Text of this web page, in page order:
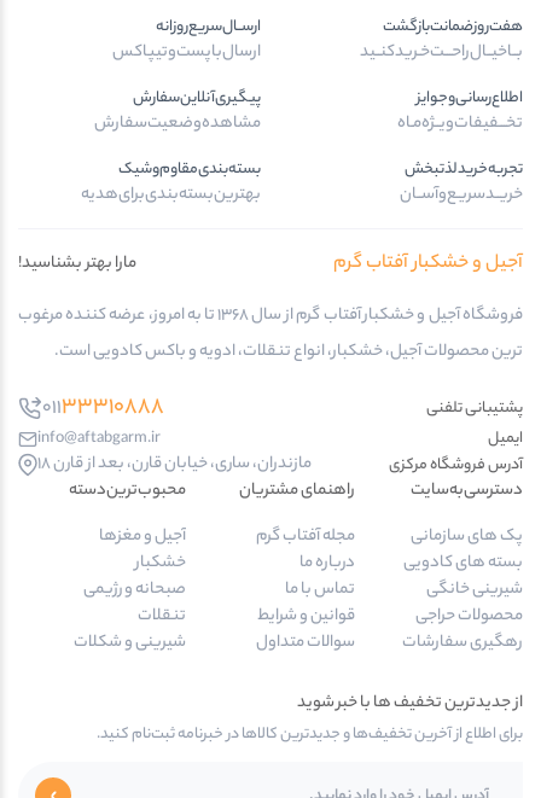
هفت‌روز‌ضمانت‌بازگشت
بــا‌خیــال‌راحـــت‌خـرید‌کنــید
ارســال‌سریع‌روزانه
ارسال‌با‌پست‌و‌تیپاکس
اطلاع‌رسانی‌و‌جوایز
تخـــفیفات‌ویــژه‌مـاه
پیگیری‌آنلاین‌سفارش
مشاهده‌وضعیت‌سفارش
تجربه‌خرید‌لذتبخش
خریــد‌سریـع‌و‌آســان
بسته‌بندی‌مقاوم‌وشیک
بهترین‌بسته‌بندی‌برای‌هدیه
آجیل و خشکبار آفتاب گرم
مارا بهتر بشناسید!
فروشگاه آجیل و خشکبار آفتاب گرم از سال 1368 تا به امروز، عرضه کننده مرغوب
ترین محصولات آجیل، خشکبار، انواع تنقلات، ادویه و باکس کادویی است.
پشتیبانی تلفنی 01133310888
ایمیل
info@aftabgarm.ir
آدرس‌ فروشگاه مرکزی
مازندران، ساری، خیابان قارن، بعد از قارن 18
دسترسی‌به‌سایت
پک های سازمانی
بسته های کادویی
شیرینی خانگی
محصولات حراجی
رهگیری سفارشات
راهنمای مشتریان
مجله آفتاب گرم
درباره ما
تماس با ما
قوانین و شرایط
سوالات متداول
محبوب‌ترین‌دسته‌
آجیل و مغزها
خشکبار
صبحانه و رژیمی
تنقلات
شیرینی و شکلات
از جدیدترین تخفیف ها با خبر شوید
برای اطلاع از آخرین تخفیف‌ها و جدیدترین کالاها در خبرنامه ثبت‌نام کنید.